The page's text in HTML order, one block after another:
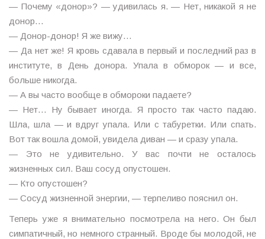
— Почему «донор»? — удивилась я. — Нет, никакой я не
донор…
— Донор-донор! Я же вижу…
— Да нет же! Я кровь сдавала в первый и последний раз в
институте, в День донора. Упала в обморок — и все,
больше никогда.
— А вы часто вообще в обмороки падаете?
— Нет… Ну бывает иногда. Я просто так часто падаю.
Шла, шла — и вдруг упала. Или с табуретки. Или спать.
Вот так вошла домой, увидела диван — и сразу упала.
— Это не удивительно. У вас почти не осталось
жизненных сил. Ваш сосуд опустошен.
— Кто опустошен?
— Сосуд жизненной энергии, — терпеливо пояснил он.
Теперь уже я внимательно посмотрела на него. Он был
симпатичный, но немного странный. Вроде бы молодой, не